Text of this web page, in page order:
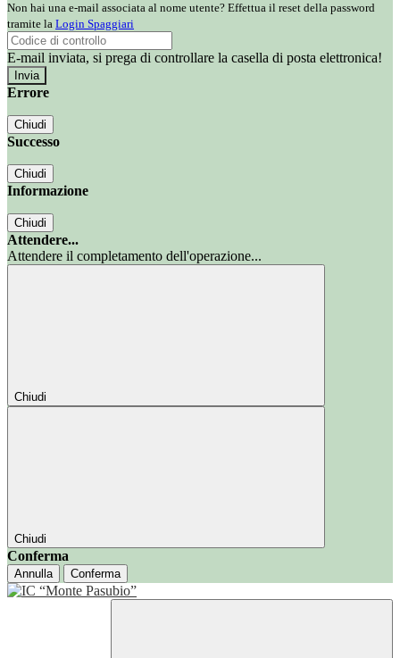
Non hai una e-mail associata al nome utente? Effettua il reset della password
tramite la Login Spaggiari
E-mail inviata, si prega di controllare la casella di posta elettronica!
Errore
Chiudi
Successo
Chiudi
Informazione
Chiudi
Attendere...
Attendere il completamento dell'operazione...
Chiudi
Chiudi
Conferma
Annulla Conferma